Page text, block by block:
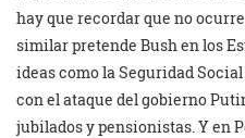
hay que recordar que no
similar pretende Bush en los
ideas como la Seguridad
con el ataque del gobierno
jubilados y pensionistas. Y en